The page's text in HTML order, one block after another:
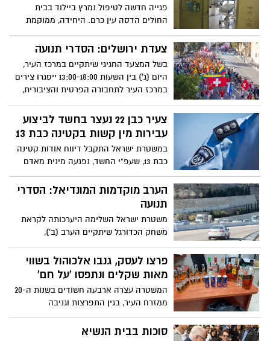
פגייה חדשה לטיפול נמרץ ביילוד בבית
החולים הדסה עין כרם. היחידה, ממוקמת
בבניין אם וילד, בקירבה אל מחלקות היולדות
השונות
צעדת ירושלים: הסדרי תנועה
בשל המצעד החגיגי שיתקיים במרכז העיר,
היום (ג') בין השעות 13:00-18:00 ייסגרו צירים
במרכז העיר לתחבורה הפרטית והציבורית,
צעיר כבן 22 נעצר בחשד לביצוע
עבירות מין קשות בקטינה כבת 13
במשטרת ישראל התקבל דיווח אודות קטינה
כבת 13, שעפ"י החשד, נפגעה מינית מאדם
המבוגר ממנה אותו הכירה ברשת האינטרנט
באמצעות אפליקציית היכרויות
הערב מוקדמות המונדיאל: הסדרי
תנועה
משטרת ישראל השלימה היערכותה לקראת
משחק הכדורגל שיתקיים הערב (ב'),
באצטדיון טדי בין הקבוצות נבחרת ישראל –
נבחרת ספרד, המשחק יחל בשעה 21:45
פרצו לעסק, גנבו אלכוהול בשווי
מאות שקלים ונתפסו 'על חם'
המשטרה עצרה ארבעה חשודים בשנות ה-20
ממזרח העיר, בגין התפרצות וגניבה
סוכות בבית הנשיא